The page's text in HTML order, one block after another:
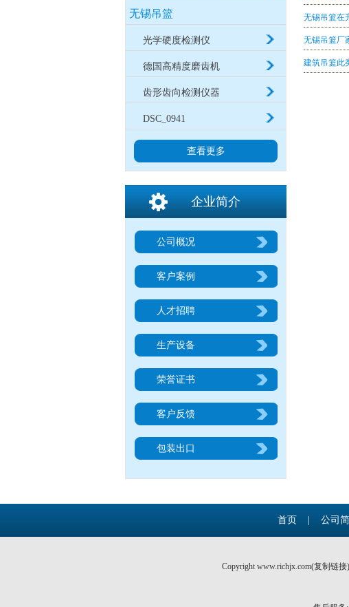
无锡吊篮
光学硬度检测仪
德国高精度磨齿机
齿形齿向检测仪器
DSC_0941
查看更多
企业简介
公司概况
客户案例
人才招聘
生产设备
荣誉证书
客户反馈
包装出口
无锡吊篮在
无锡吊篮厂
建筑吊篮此
首页 公司
Copyright www.richjx.com(复制链接